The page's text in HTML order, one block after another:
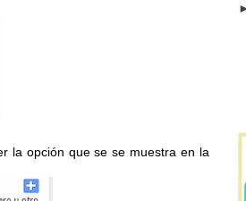
la opción que se se muestra en la